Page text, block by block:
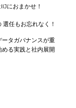
におまかせ！
任もお忘れなく！
ータガバナンスが重
る実践と社内展開